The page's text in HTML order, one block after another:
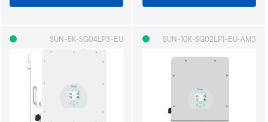
SUN-5K-SG04LP3-EU SUN-10K-SG02LP1-EU-AM3